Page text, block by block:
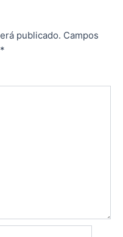
publicado. Campos
*